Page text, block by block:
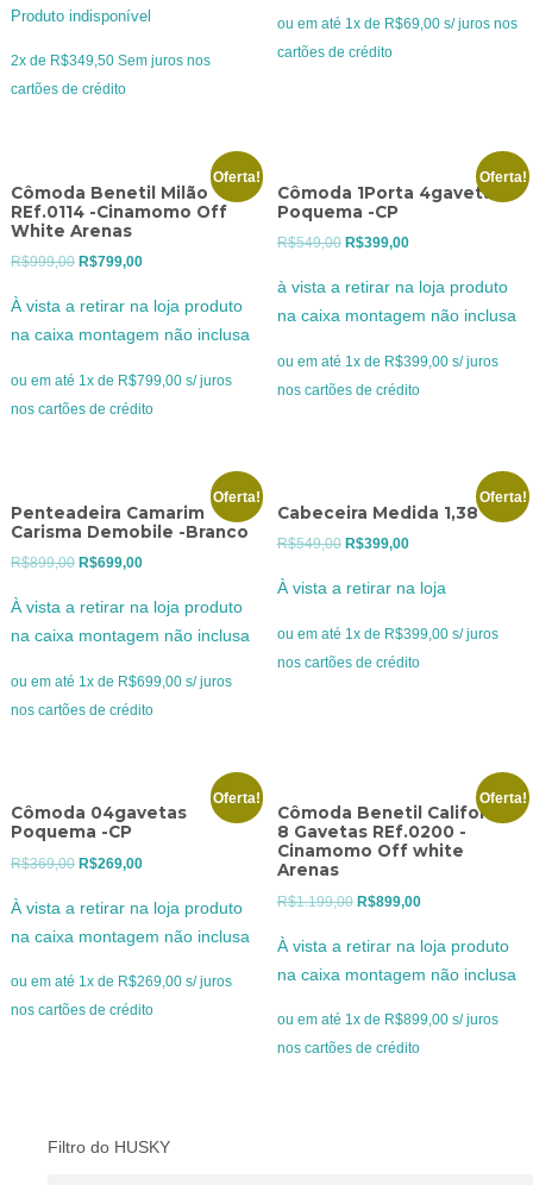
Produto indisponível
2x de R$349,50 Sem juros nos
cartões de crédito
era:
R$89,00.
é:
R$69,00.
ou em até 1x de R$69,00 s/ juros nos
cartões de crédito
Oferta!
Cômoda Benetil Milão
REf.0114 -Cinamomo Off
White Arenas
R$999,00 O
R$999,00.
R$799,00O
atual
R$799,00.
À vista a retirar na loja produto
na caixa montagem não inclusa
ou em até 1x de R$799,00 s/ juros
nos cartões de crédito
Oferta!
Cômoda 1Porta 4gavetas
Poquema -CP
R$549,00 O
R$549,00.
R$399,00O
atual
R$399,00.
à vista a retirar na loja produto
na caixa montagem não inclusa
ou em até 1x de R$399,00 s/ juros
nos cartões de crédito
Oferta!
Penteadeira Camarim
Carisma Demobile -Branco
R$899,00 O
R$899,00.
R$699,00O
atual
R$699,00.
À vista a retirar na loja produto
na caixa montagem não inclusa
ou em até 1x de R$699,00 s/ juros
nos cartões de crédito
Oferta!
Cabeceira Medida 1,38
R$549,00 O
era:
R$549,00.
R$399,00O
atual
é:
R$399,00.
À vista a retirar na loja
ou em até 1x de R$399,00 s/ juros
nos cartões de crédito
Oferta!
Cômoda 04gavetas
Poquema -CP
R$369,00 O
R$369,00.
R$269,00O
atual
R$269,00.
À vista a retirar na loja produto
na caixa montagem não inclusa
ou em até 1x de R$269,00 s/ juros
nos cartões de crédito
Oferta!
Cômoda Benetil California
8 Gavetas REf.0200 -
Cinamomo Off white
Arenas
R$1.199,00 O
R$1.199,00.
R$899,00O
atual
R$899,00.
À vista a retirar na loja produto
na caixa montagem não inclusa
ou em até 1x de R$899,00 s/ juros
nos cartões de crédito
Filtro do HUSKY